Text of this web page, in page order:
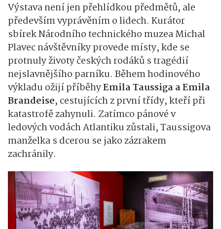
Výstava není jen přehlídkou předmětů, ale
především vyprávěním o lidech. Kurátor
sbírek Národního technického muzea Michal
Plavec návštěvníky provede místy, kde se
protnuly životy českých rodáků s tragédií
nejslavnějšího parníku. Během hodinového
výkladu ožijí příběhyEmila Taussiga a Emila
Brandeise, cestujících z první třídy, kteří při
katastrofě zahynuli. Zatímco pánové v
ledových vodách Atlantiku zůstali, Taussigova
manželka s dcerou se jako zázrakem
zachránily.